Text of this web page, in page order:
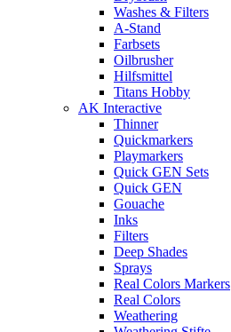
Washes & Filters
A-Stand
Farbsets
Oilbrusher
Hilfsmittel
Titans Hobby
AK Interactive
Thinner
Quickmarkers
Playmarkers
Quick GEN Sets
Quick GEN
Gouache
Inks
Filters
Deep Shades
Sprays
Real Colors Markers
Real Colors
Weathering